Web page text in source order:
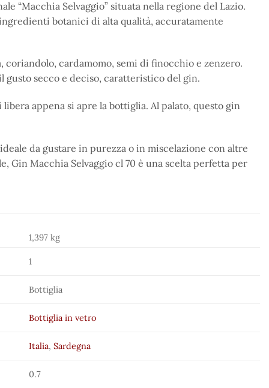
“Macchia Selvaggio” situata nella regione del Lazio.
botanici di alta qualità, accuratamente
cardamomo, semi di finocchio e zenzero.
secco e deciso, caratteristico del gin.
appena si apre la bottiglia. Al palato, questo gin
da gustare in purezza o in miscelazione con altre
Gin Macchia Selvaggio cl 70 è una scelta perfetta per
1,397 kg
1
Bottiglia
Bottiglia in vetro
Italia,Sardegna
0.7